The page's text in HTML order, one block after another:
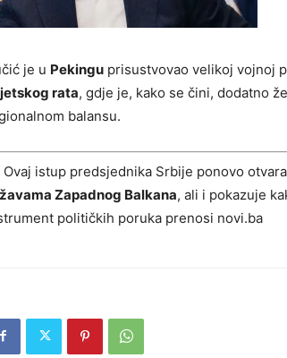
je u Pekingu prisustvovao velikoj vojnoj
rata, gdje je, kako se čini, dodatno
balansu.
Ovaj istup predsjednika Srbije ponovo
Zapadnog Balkana, ali i pokazuje
političkih poruka prenosi novi.ba